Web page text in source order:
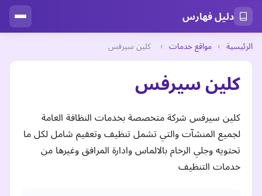
دليل فهارس
الرئيسية › مواقع خدمات › كلين سيرفس
كلين سيرفس
كلين سيرفس شركة متخصصة بخدمات النظافة العامة
لجميع المنشآت والتي تشمل تنظيف وتعقيم شامل لكل ما
تحتويه وجلي الرخام بالالماس وادارة المرافق وغيرها من
خدمات التنظيف